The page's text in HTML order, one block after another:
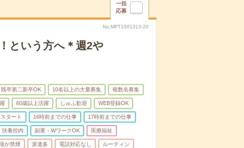
一括
応募
No.MPT1001313-20
という方へ＊週2や
既卒第二新卒OK 10名以上の大量募集 複数名募集
60歳以上活躍 しゅふ歓迎 WEB登録OK
タート 16時前までの仕事 17時前までの仕事
扶養控内 副業・WワークOK 医療福祉
が禁煙 派遣多 電話対応なし ルーティン